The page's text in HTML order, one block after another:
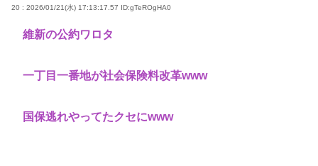
20 : 2026/01/21(水) 17:13:17.57 ID:gTeROgHA0
維新の公約ワロタ
一丁目一番地が社会保険料改革www
国保逃れやってたクセにwww